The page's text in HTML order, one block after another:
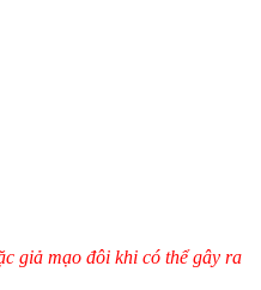
giả mạo đôi khi có thể gây ra